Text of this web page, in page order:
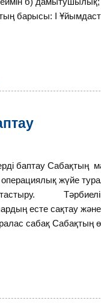
барысы: І
баптау
операциялық жүйе
есте сақтау және
сабақ Сабақтың